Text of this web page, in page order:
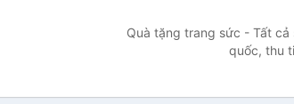
Quà tặng trang sức - Tất
quốc, thu